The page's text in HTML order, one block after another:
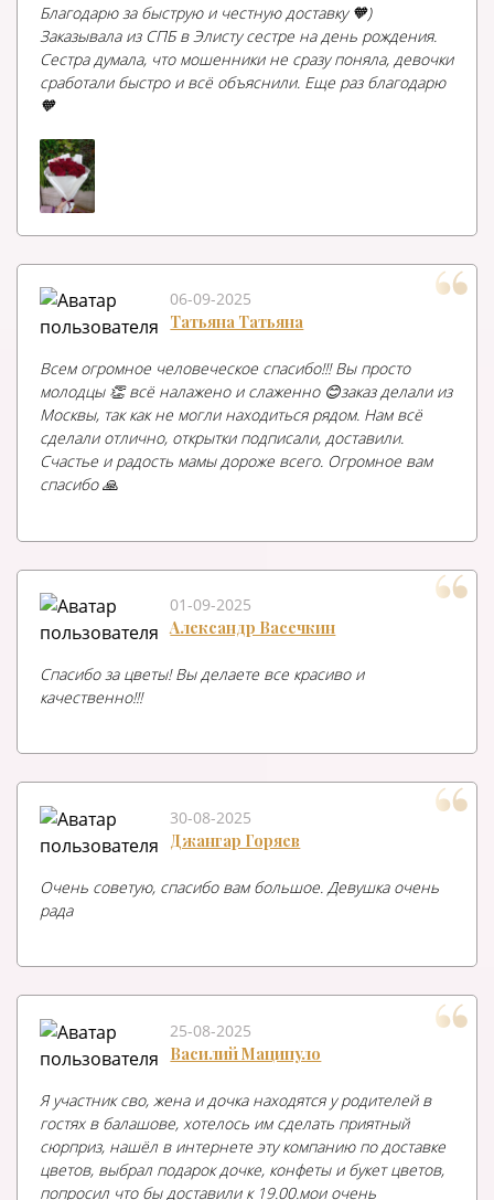
Благодарю за быструю и честную доставку 🧡)
Заказывала из СПБ в Элисту сестре на день рождения.
Сестра думала, что мошенники не сразу поняла, девочки
сработали быстро и всё объяснили. Еще раз благодарю
🧡
06-09-2025
Татьяна Татьяна
Всем огромное человеческое спасибо!!! Вы просто
молодцы 👏 всё налажено и слаженно 😊заказ делали из
Москвы, так как не могли находиться рядом. Нам всё
сделали отлично, открытки подписали, доставили.
Счастье и радость мамы дороже всего. Огромное вам
спасибо 🙏
01-09-2025
Александр Васечкин
Спасибо за цветы! Вы делаете все красиво и
качественно!!!
30-08-2025
Джангар Горяев
Очень советую, спасибо вам большое. Девушка очень
рада
25-08-2025
Василий Маципуло
Я участник сво, жена и дочка находятся у родителей в
гостях в балашове, хотелось им сделать приятный
сюрприз, нашёл в интернете эту компанию по доставке
цветов, выбрал подарок дочке, конфеты и букет цветов,
попросил что бы доставили к 19.00.мои очень